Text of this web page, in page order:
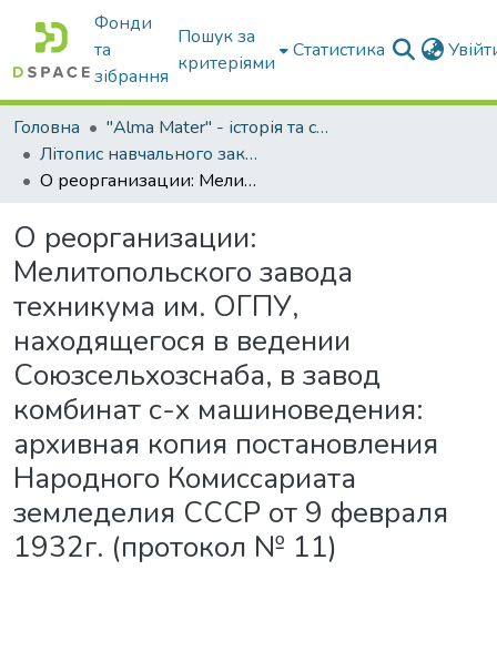
Фонди
та
зібрання
Пошук за
критеріями
Статистика
Головна
"Alma Mater" - історія та сьогодення Університету
Літопис навчального закладу: МІМСГ-ТДАТА-ТДАТУ
О реорганизации: Мелитопольского завода техникума им. ОГПУ, находящегося в ведении Союзсельхозснаба, в завод комбинат с-х машиноведения: архивная копия постановления Народного Комиссариата земледелия СССР от 9 февраля 1932г. (протокол № 11)
О реорганизации:
Мелитопольского завода
техникума им. ОГПУ,
находящегося в ведении
Союзсельхозснаба, в завод
комбинат с-х машиноведения:
архивная копия постановления
Народного Комиссариата
земледелия СССР от 9 февраля
1932г. (протокол № 11)